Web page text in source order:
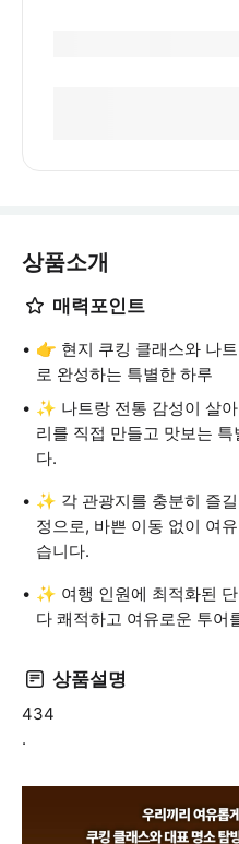
상품소개
매력포인트
👉 현지 쿠킹 클래스와 나
로 완성하는 특별한 하루
✨ 나트랑 전통 감성이 살
리를 직접 만들고 맛보는
다.
✨ 각 관광지를 충분히 즐
정으로, 바쁜 이동 없이 여
습니다.
✨ 여행 인원에 최적화된
다 쾌적하고 여유로운 투어
상품설명
434
.